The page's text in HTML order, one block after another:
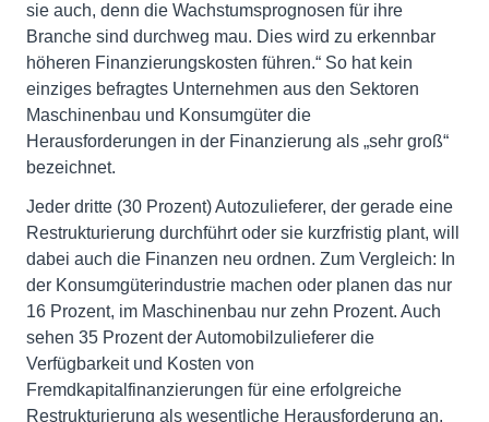
sie auch, denn die Wachstumsprognosen für ihre
Branche sind durchweg mau. Dies wird zu erkennbar
höheren Finanzierungskosten führen.“ So hat kein
einziges befragtes Unternehmen aus den Sektoren
Maschinenbau und Konsumgüter die
Herausforderungen in der Finanzierung als „sehr groß“
bezeichnet.
Jeder dritte (30 Prozent) Autozulieferer, der gerade eine
Restrukturierung durchführt oder sie kurzfristig plant, will
dabei auch die Finanzen neu ordnen. Zum Vergleich: In
der Konsumgüterindustrie machen oder planen das nur
16 Prozent, im Maschinenbau nur zehn Prozent. Auch
sehen 35 Prozent der Automobilzulieferer die
Verfügbarkeit und Kosten von
Fremdkapitalfinanzierungen für eine erfolgreiche
Restrukturierung als wesentliche Herausforderung an.